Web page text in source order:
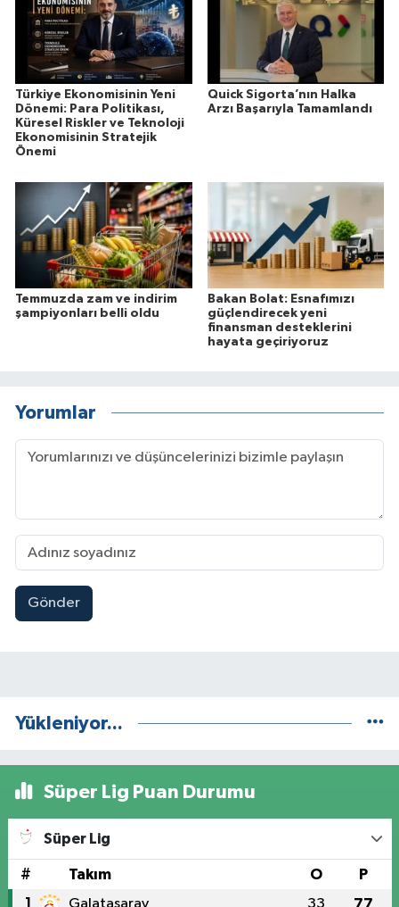
Türkiye Ekonomisinin Yeni
Dönemi: Para Politikası,
Küresel Riskler ve Teknoloji
Ekonomisinin Stratejik
Önemi
Quick Sigorta’nın Halka
Arzı Başarıyla Tamamlandı
Temmuzda zam ve indirim
şampiyonları belli oldu
Bakan Bolat: Esnafımızı
güçlendirecek yeni
finansman desteklerini
hayata geçiriyoruz
Yorumlar
Gönder
Yükleniyor...
Süper Lig Puan Durumu
Süper Lig
# Takım O P
1 Galatasaray 33 77